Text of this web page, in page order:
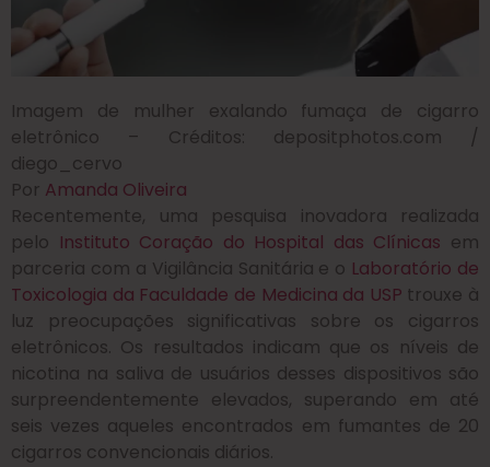
Imagem de mulher exalando fumaça de cigarro
eletrônico – Créditos: depositphotos.com /
diego_cervo
Por Amanda Oliveira
Recentemente, uma pesquisa inovadora realizada
pelo Instituto Coração do Hospital das Clínicas em
parceria com a Vigilância Sanitária e o Laboratório de
Toxicologia da Faculdade de Medicina da USP trouxe à
luz preocupações significativas sobre os cigarros
eletrônicos. Os resultados indicam que os níveis de
nicotina na saliva de usuários desses dispositivos são
surpreendentemente elevados, superando em até
seis vezes aqueles encontrados em fumantes de 20
cigarros convencionais diários.